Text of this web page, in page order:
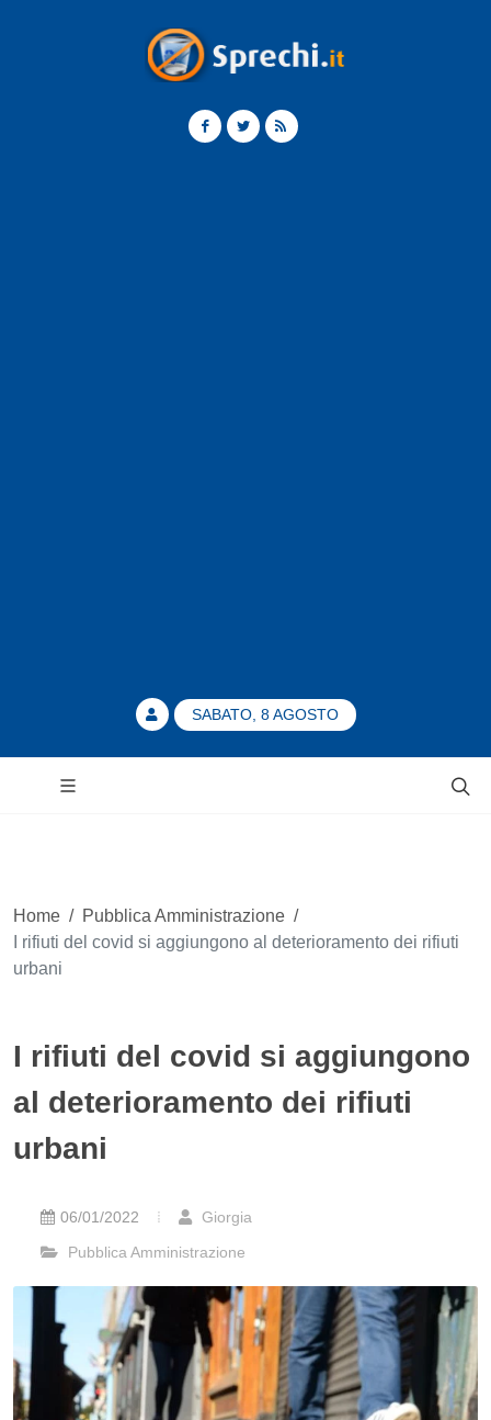
SABATO, 8 AGOSTO
Home / Pubblica Amministrazione /
I rifiuti del covid si aggiungono al deterioramento dei rifiuti
urbani
I rifiuti del covid si aggiungono
al deterioramento dei rifiuti
urbani
06/01/2022
Giorgia
Pubblica Amministrazione